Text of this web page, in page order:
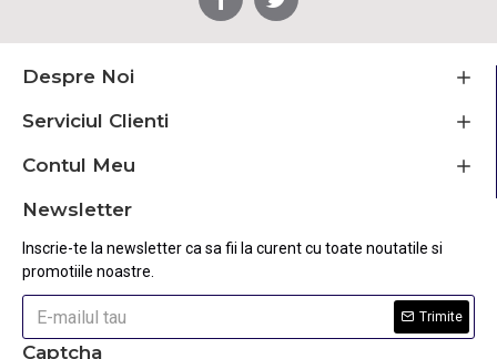
Despre Noi
Serviciul Clienti
Contul Meu
Newsletter
Inscrie-te la newsletter ca sa fii la curent cu toate noutatile si
promotiile noastre.
Trimite
Captcha